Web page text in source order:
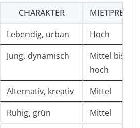
CHARAKTER
MIETPREIS
Lebendig, urban
Hoch
Jung, dynamisch
Mittel bis
hoch
Alternativ, kreativ
Mittel
Ruhig, grün
Mittel